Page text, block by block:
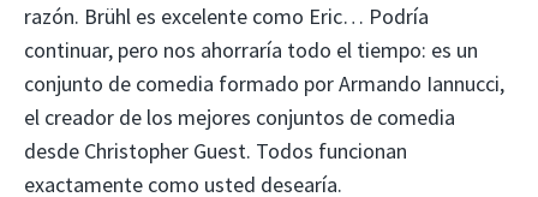
razón. Brühl es excelente como Eric… Podría
continuar, pero nos ahorraría todo el tiempo: es un
conjunto de comedia formado por Armando Iannucci,
el creador de los mejores conjuntos de comedia
desde Christopher Guest. Todos funcionan
exactamente como usted desearía.